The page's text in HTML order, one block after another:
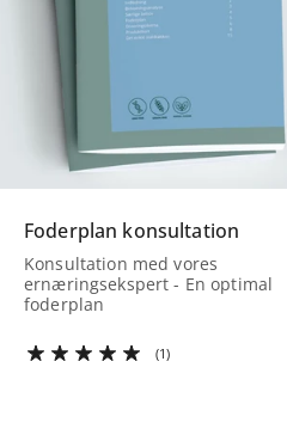
Foderplan konsultation
Konsultation med vores
ernæringsekspert - En optimal
foderplan
(1)